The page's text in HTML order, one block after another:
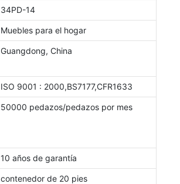
34PD-14
Muebles para el hogar
Guangdong, China
ISO 9001 : 2000,BS7177,CFR1633
50000 pedazos/pedazos por mes
10 años de garantía
contenedor de 20 pies